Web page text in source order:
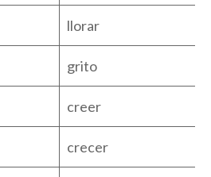
llorar
grito
creer
crecer